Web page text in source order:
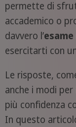
permette di
accademico o
davvero l’esame
esercitarti con
Le risposte,
anche i modi
più confidenza
In questo